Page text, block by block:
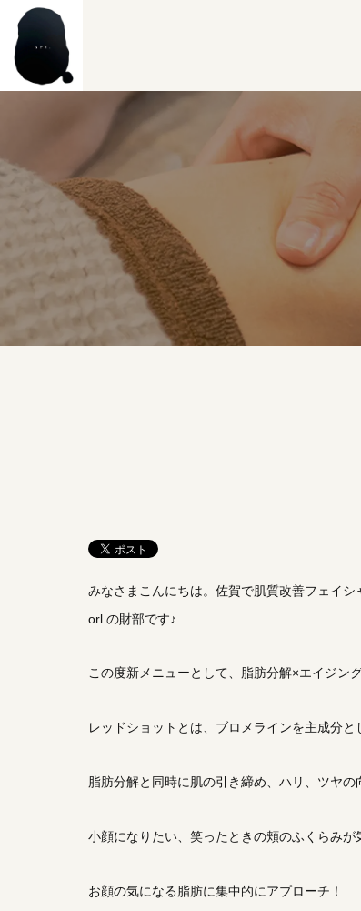
みなさまこんにちは。佐賀で肌質改善フェイシ
orl.の財部です♪
この度新メニューとして、脂肪分解×エイジン
レッドショットとは、ブロメラインを主成分
脂肪分解と同時に肌の引き締め、ハリ、ツヤの
小顔になりたい、笑ったときの頬のふくらみ
お顔の気になる脂肪に集中的にアプローチ！